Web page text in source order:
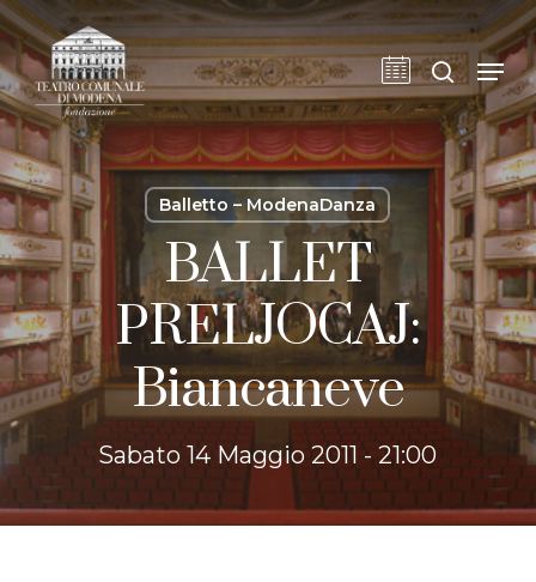
Skip
to
main
content
cerca
Balletto – ModenaDanza
BALLET
PRELJOCAJ:
Biancaneve
Sabato 14 Maggio 2011 - 21:00